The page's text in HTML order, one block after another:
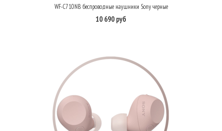
WF-C710NB беспроводные наушники Sony черные
10 690 руб